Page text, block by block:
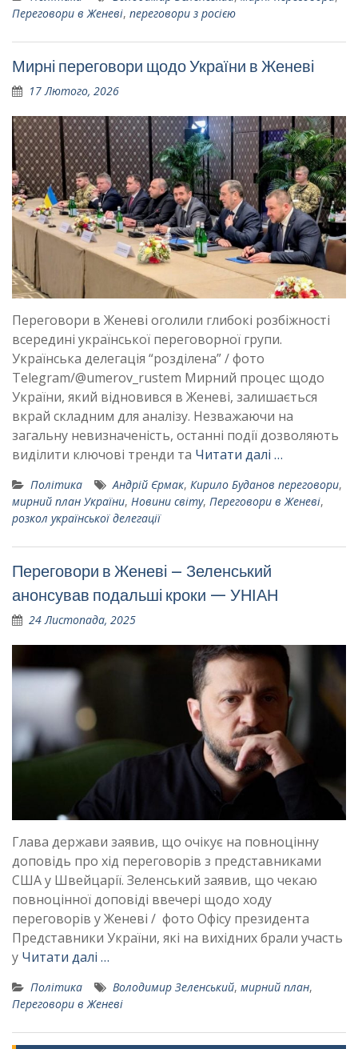
Переговори в Женеві, переговори з росією
Мирні переговори щодо України в Женеві
17 Лютого, 2026
Переговори в Женеві оголили глибокі розбіжності
всередині української переговорної групи.
Українська делегація “розділена” / фото
Telegram/@umerov_rustem Мирний процес щодо
України, який відновився в Женеві, залишається
вкрай складним для аналізу. Незважаючи на
загальну невизначеність, останні події дозволяють
виділити ключові тренди та Читати далі …
Політика Андрій Єрмак, Кирило Буданов переговори,
мирний план України, Новини світу, Переговори в Женеві,
розкол української делегації
Переговори в Женеві – Зеленський
анонсував подальші кроки — УНІАН
24 Листопада, 2025
Глава держави заявив, що очікує на повноцінну
доповідь про хід переговорів з представниками
США у Швейцарії. Зеленський заявив, що чекаю
повноцінної доповіді ввечері щодо ходу
переговорів у Женеві / фото Офісу президента
Представники України, які на вихідних брали участь
у Читати далі …
Політика Володимир Зеленський, мирний план,
Переговори в Женеві